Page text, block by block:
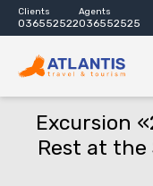
Clients
036552522
Agents
036552525
Excursion
Rest at the